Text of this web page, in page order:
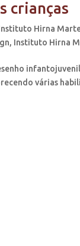
crianças
Hirna
, Instituto Hirna
várias